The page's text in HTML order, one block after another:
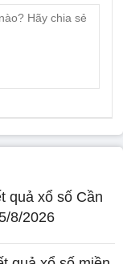
quả xổ số Cần
8/2026